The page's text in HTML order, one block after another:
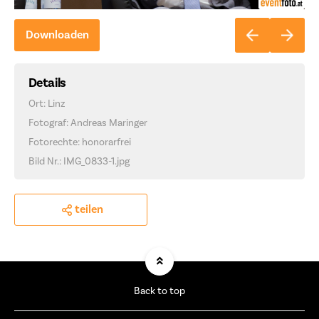
Downloaden
Details
Ort: Linz
Fotograf: Andreas Maringer
Fotorechte: honorarfrei
Bild Nr.: IMG_0833-1.jpg
teilen
Back to top